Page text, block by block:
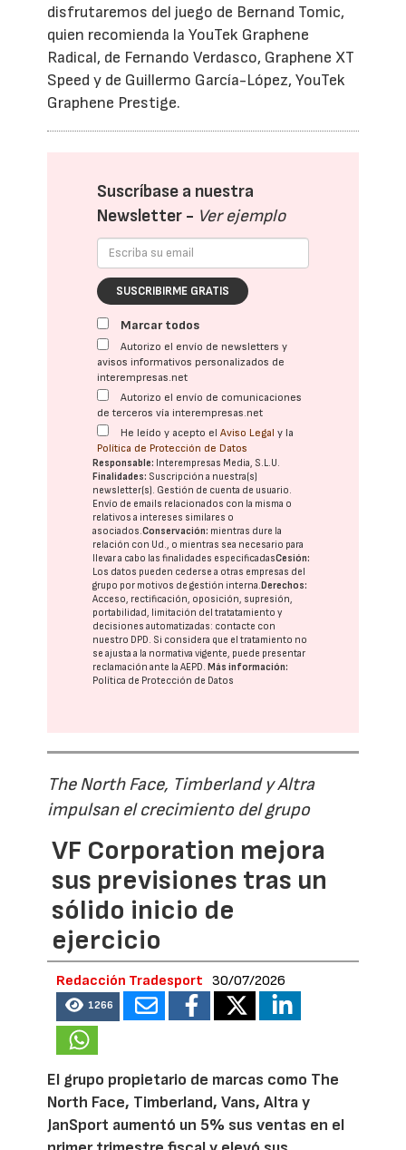
disfrutaremos del juego de Bernand Tomic,
quien recomienda la YouTek Graphene
Radical, de Fernando Verdasco, Graphene XT
Speed y de Guillermo García-López, YouTek
Graphene Prestige.
Suscríbase a nuestra
Newsletter - Ver ejemplo
SUSCRIBIRME GRATIS
Marcar todos
Autorizo el envío de newsletters y
avisos informativos personalizados de
interempresas.net
Autorizo el envío de comunicaciones
de terceros vía interempresas.net
He leído y acepto elAviso Legal y la
Política de Protección de Datos
Responsable: Interempresas Media, S.L.U.
Finalidades: Suscripción a nuestra(s)
newsletter(s). Gestión de cuenta de usuario.
Envío de emails relacionados con la misma o
relativos a intereses similares o
asociados.Conservación: mientras dure la
relación con Ud., o mientras sea necesario para
llevar a cabo las finalidades especificadasCesión:
Los datos pueden cederse a otras empresas del
grupo por motivos de gestión interna.Derechos:
Acceso, rectificación, oposición, supresión,
portabilidad, limitación del tratatamiento y
decisiones automatizadas: contacte con
nuestro DPD. Si considera que el tratamiento no
se ajusta a la normativa vigente, puede presentar
reclamación ante laAEPD.Más información:
Política de Protección de Datos
The North Face, Timberland y Altra
impulsan el crecimiento del grupo
VF Corporation mejora
sus previsiones tras un
sólido inicio de
ejercicio
Redacción Tradesport 30/07/2026
1266
El grupo propietario de marcas como The
North Face, Timberland, Vans, Altra y
JanSport aumentó un 5% sus ventas en el